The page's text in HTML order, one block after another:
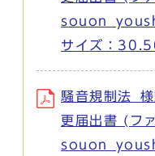
サイズ：
騒音規制法_
更届出書 (フ